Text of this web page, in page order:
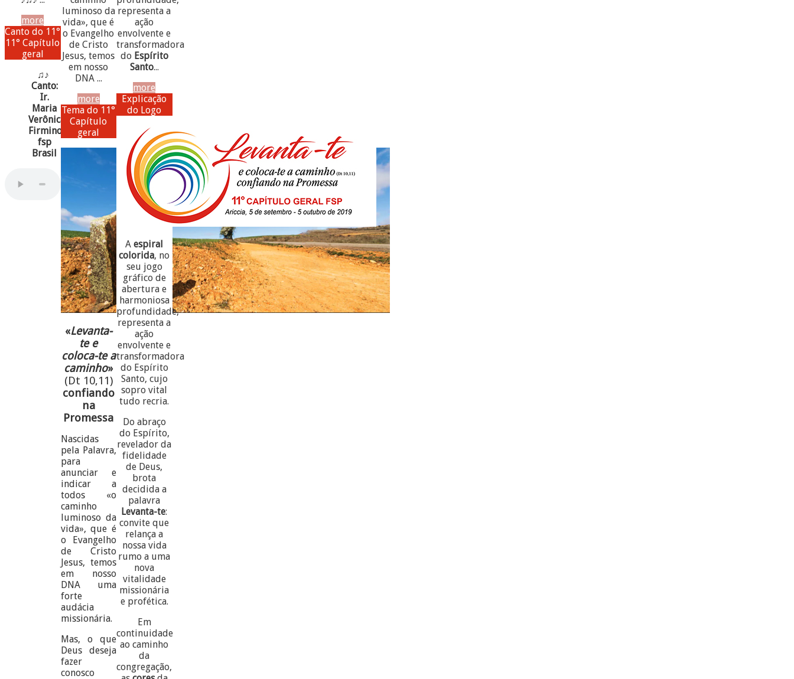
more
Canto do 11°
11° Capítulo
geral
♫♪
Canto:
Ir.
Maria
Verônica
Firmino,
fsp
Brasil
luminoso da
vida», que é
o Evangelho
de Cristo
Jesus, temos
em nosso
DNA ...
more
Tema do 11°
Capítulo
geral
«Levanta-
te e
coloca-te a
caminho»
(Dt 10,11)
confiando
na
Promessa
Nascidas
pela Palavra,
para
anunciar e
indicar a
todos «o
caminho
luminoso da
vida», que é
o Evangelho
de Cristo
Jesus, temos
em nosso
DNA uma
forte
audácia
missionária.
Mas, o que
Deus deseja
fazer
conosco
representa a
ação
envolvente e
transformadora
do Espírito
Santo...
more
Explicação
do Logo
Aespiral
colorida, no
seu jogo
gráfico de
abertura e
harmoniosa
profundidade,
representa a
ação
envolvente e
transformadora
do Espírito
Santo, cujo
sopro vital
tudo recria.
Do abraço
do Espírito,
revelador da
fidelidade
de Deus,
brota
decidida a
palavra
Levanta-te:
convite que
relança a
nossa vida
rumo a uma
nova
vitalidade
missionária
e profética.
Em
continuidade
ao caminho
da
congregação,